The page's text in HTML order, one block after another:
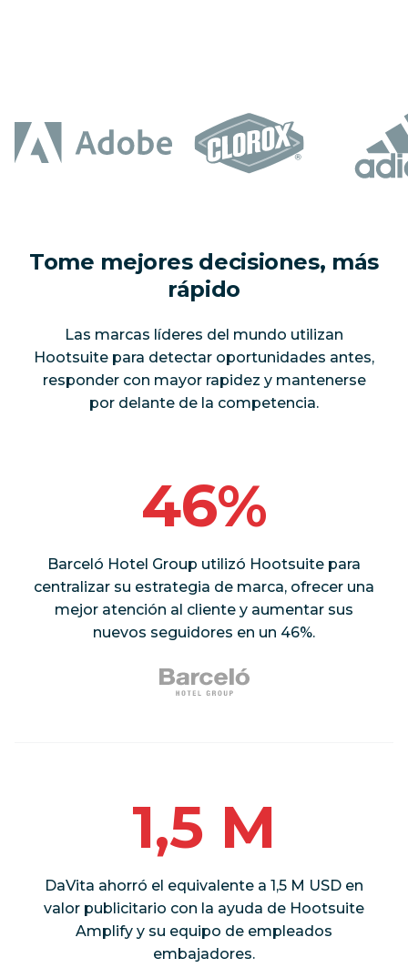
Tome mejores decisiones, más
rápido
Las marcas líderes del mundo utilizan
Hootsuite para detectar oportunidades antes,
responder con mayor rapidez y mantenerse
por delante de la competencia.
46%
Barceló Hotel Group utilizó Hootsuite para
centralizar su estrategia de marca, ofrecer una
mejor atención al cliente y aumentar sus
nuevos seguidores en un 46%.
1,5 M
DaVita ahorró el equivalente a 1,5 M USD en
valor publicitario con la ayuda de Hootsuite
Amplify y su equipo de empleados
embajadores.